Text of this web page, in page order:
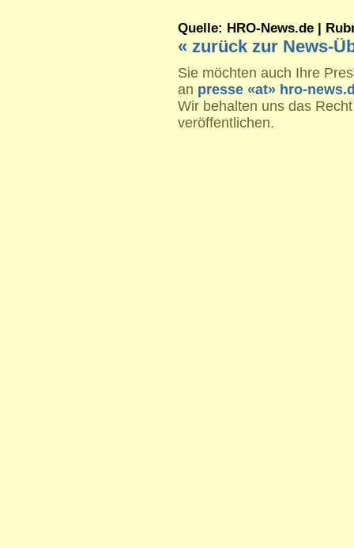
Quelle: HRO-News.de |
« zurück zur News-
Sie möchten auch Ihre
an presse «at» hro-
Wir behalten uns das
veröffentlichen.